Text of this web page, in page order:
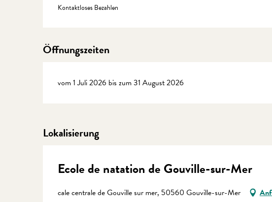
Kontaktloses Bezahlen
Öffnungszeiten
vom 1 Juli 2026 bis zum 31 August 2026
Lokalisierung
Ecole de natation de Gouville-sur-Mer
cale centrale de Gouville sur mer, 50560 Gouville-sur-Mer